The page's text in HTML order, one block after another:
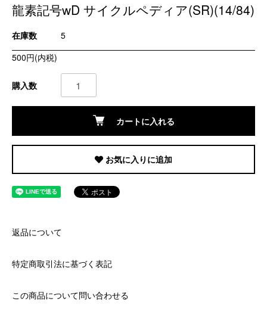
龍素記号wD サイクルペディア(SR)(14/84)
在庫数
5
500円(内税)
購入数
カートに入れる
お気に入りに追加
返品について
特定商取引法に基づく表記
この商品について問い合わせる